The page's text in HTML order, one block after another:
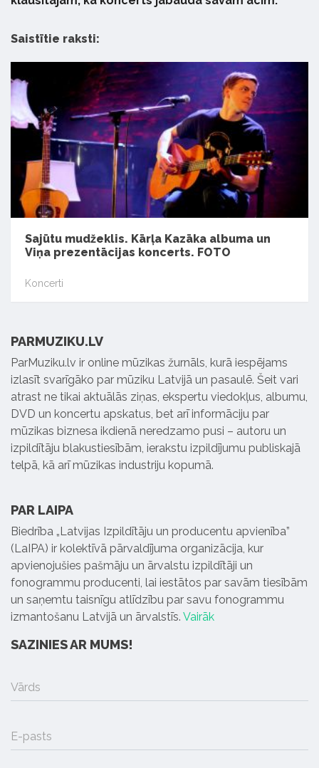
Saistītie raksti:
Sajūtu mudžeklis. Kārļa Kazāka albuma un
Viņa prezentācijas koncerts. FOTO
Koncerti
PARMUZIKU.LV
ParMuziku.lv ir online mūzikas žurnāls, kurā iespējams
izlasīt svarīgāko par mūziku Latvijā un pasaulē. Šeit vari
atrast ne tikai aktuālās ziņas, ekspertu viedokļus, albumu,
DVD un koncertu apskatus, bet arī informāciju par
mūzikas biznesa ikdienā neredzamo pusi – autoru un
izpildītāju blakustiesībām, ierakstu izpildījumu publiskajā
telpā, kā arī mūzikas industriju kopumā.
PAR LAIPA
Biedrība „Latvijas Izpildītāju un producentu apvienība”
(LaIPA) ir kolektīvā pārvaldījuma organizācija, kur
apvienojušies pašmāju un ārvalstu izpildītāji un
fonogrammu producenti, lai iestātos par savām tiesībām
un saņemtu taisnīgu atlīdzību par savu fonogrammu
izmantošanu Latvijā un ārvalstīs. Vairāk
SAZINIES AR MUMS!
Vārds
E-pasts